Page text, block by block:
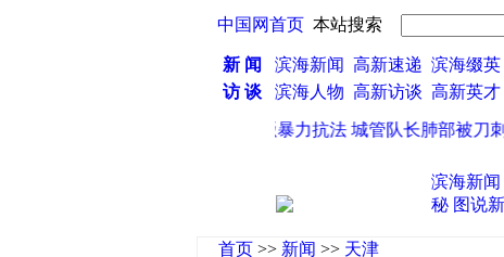
中国网首页 本站搜索
新 闻 滨海新闻 高新速递 滨海缀英
访 谈
滨海人物 高新访谈 高新英才
重庆一商贩暴力抗法 城管队长肺部被刀刺
滨海新闻
秘 图说
首页 >> 新闻 >> 天津